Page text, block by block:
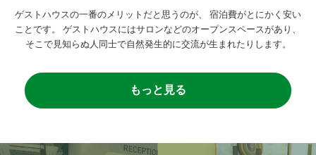
ゲストハウスの一番のメリットだと思うのが、
宿泊費がとにかく安い
ことです。
ゲストハウスにはサロンなどのオープンスペースがあり、
そこで見知らぬ人同士で自然発生的に交流が生まれたりします。
もっと見る